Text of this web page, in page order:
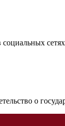
сетях
о